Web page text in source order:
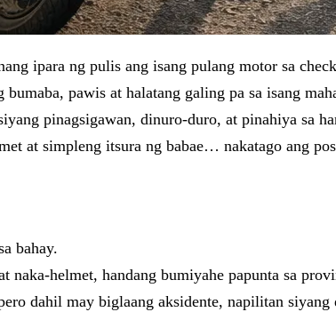
ipara ng pulis ang isang pulang motor sa
bumaba, pawis at halatang galing pa sa isang
pinagsigawan, dinuro-duro, at pinahiya sa
at simpleng itsura ng babae… nakatago ang
bahay.
naka-helmet, handang bumiyahe papunta sa
dahil may biglaang aksidente, napilitan